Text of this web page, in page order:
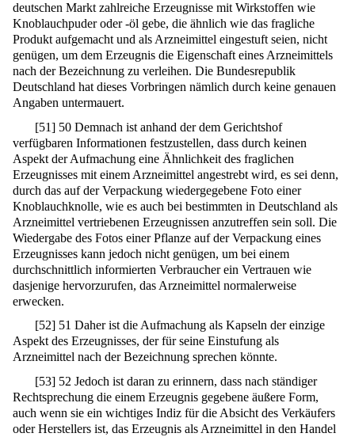
deutschen Markt zahlreiche Erzeugnisse mit Wirkstoffen wie
Knoblauchpuder oder -öl gebe, die ähnlich wie das fragliche
Produkt aufgemacht und als Arzneimittel eingestuft seien, nicht
genügen, um dem Erzeugnis die Eigenschaft eines Arzneimittels
nach der Bezeichnung zu verleihen. Die Bundesrepublik
Deutschland hat dieses Vorbringen nämlich durch keine genauen
Angaben untermauert.
[51] 50 Demnach ist anhand der dem Gerichtshof
verfügbaren Informationen festzustellen, dass durch keinen
Aspekt der Aufmachung eine Ähnlichkeit des fraglichen
Erzeugnisses mit einem Arzneimittel angestrebt wird, es sei denn,
durch das auf der Verpackung wiedergegebene Foto einer
Knoblauchknolle, wie es auch bei bestimmten in Deutschland als
Arzneimittel vertriebenen Erzeugnissen anzutreffen sein soll. Die
Wiedergabe des Fotos einer Pflanze auf der Verpackung eines
Erzeugnisses kann jedoch nicht genügen, um bei einem
durchschnittlich informierten Verbraucher ein Vertrauen wie
dasjenige hervorzurufen, das Arzneimittel normalerweise
erwecken.
[52] 51 Daher ist die Aufmachung als Kapseln der einzige
Aspekt des Erzeugnisses, der für seine Einstufung als
Arzneimittel nach der Bezeichnung sprechen könnte.
[53] 52 Jedoch ist daran zu erinnern, dass nach ständiger
Rechtsprechung die einem Erzeugnis gegebene äußere Form,
auch wenn sie ein wichtiges Indiz für die Absicht des Verkäufers
oder Herstellers ist, das Erzeugnis als Arzneimittel in den Handel